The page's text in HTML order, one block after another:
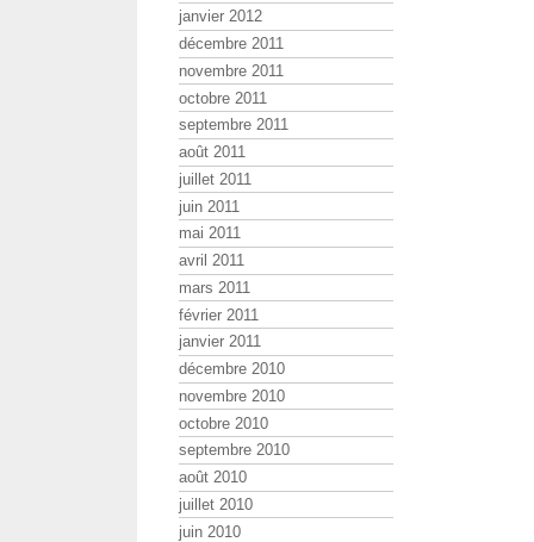
janvier 2012
décembre 2011
novembre 2011
octobre 2011
septembre 2011
août 2011
juillet 2011
juin 2011
mai 2011
avril 2011
mars 2011
février 2011
janvier 2011
décembre 2010
novembre 2010
octobre 2010
septembre 2010
août 2010
juillet 2010
juin 2010